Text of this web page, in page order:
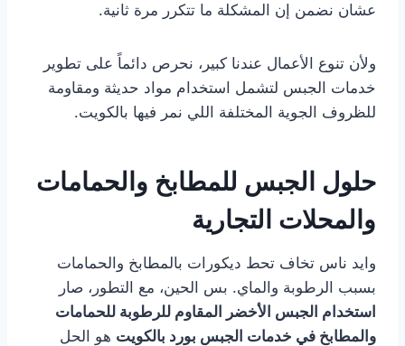
عشان نضمن إن المشكلة ما تتكرر مرة ثانية.
ولأن تنوع الأعمال عندنا كبير، نحرص دائماً على تطوير
خدمات الجبس لتشمل استخدام مواد حديثة ومقاومة
للظروف الجوية المختلفة اللي نمر فيها بالكويت.
حلول الجبس للمطابخ والحمامات
والمحلات التجارية
وايد ناس تخاف تحط ديكورات بالمطابخ والحمامات
بسبب الرطوبة والماي. بس الحين، مع التطور، صار
استخدام الجبس الأخضر المقاوم للرطوبة للحمامات
والمطابخ في خدمات الجبس بورد بالكويت هو الحل